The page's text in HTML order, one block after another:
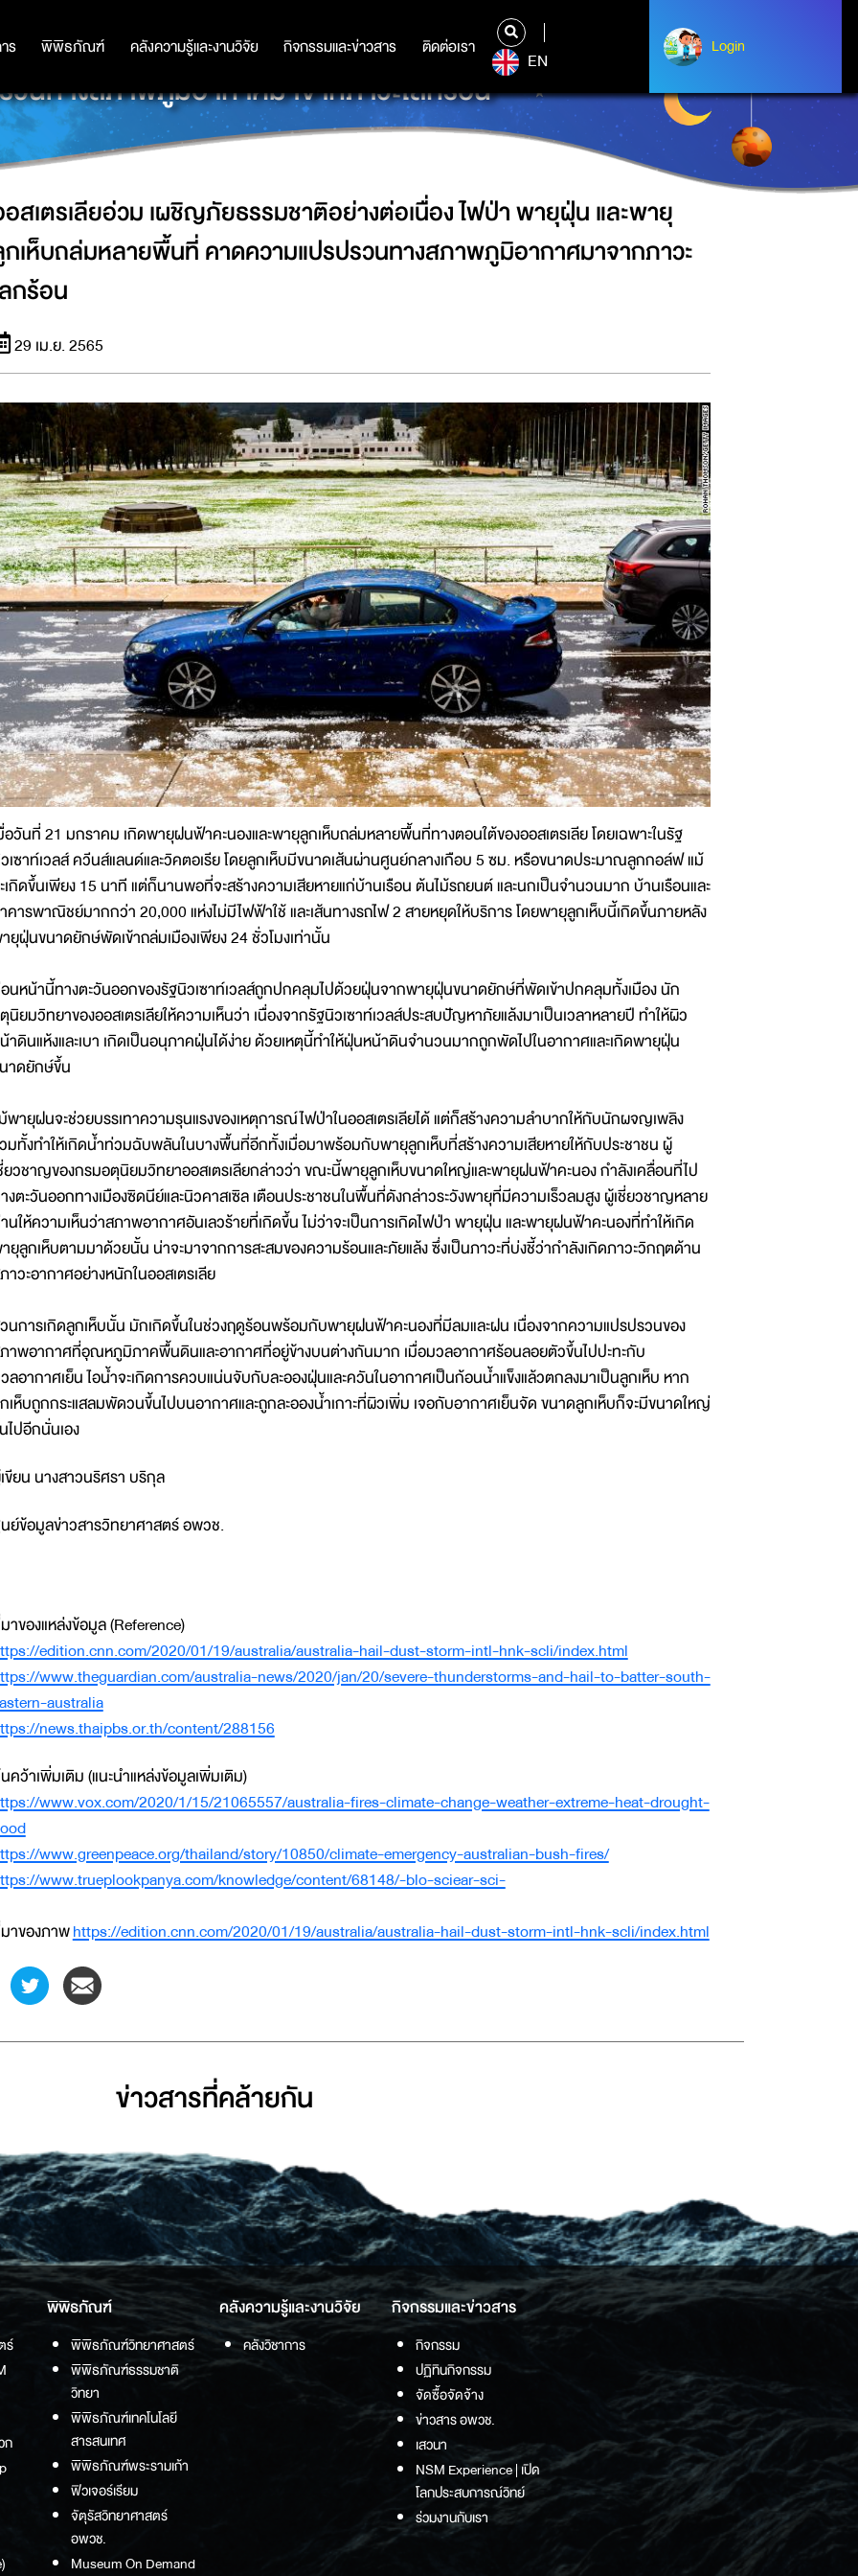
ร พิพิธภัณฑ์ คลังความรู้และงานวิจัย กิจกรรมและข่าวสาร ติดต่อเรา
ร พิพิธภัณฑ์ คลังความรู้และงานวิจัย กิจกรรมและข่าวสาร ติดต่อเรา
EN
Login
Login
อย่างต่อเนื่อง ไฟป่า พายุฝุ่น และพายุลูกเห็บถล่มหลายพื้นที่ คาดความ
วนทางสภาพภูมิอากาศมาจากภาวะโลกร้อน
สเตรเลียอ่วม เผชิญภัยธรรมชาติอย่างต่อเนื่อง ไฟป่า พายุฝุ่น และพายุ
เห็บถล่มหลายพื้นที่ คาดความแปรปรวนทางสภาพภูมิอากาศมาจากภาวะ
กร้อน
29 เม.ย. 2565
อวันที่ 21 มกราคม เกิดพายุฝนฟ้าคะนองและพายุลูกเห็บถล่มหลายพื้นที่ทางตอนใต้ของออสเตรเลีย โดยเฉพาะในรัฐ
เซาท์เวลส์ ควีนส์แลนด์และวิคตอเรีย โดยลูกเห็บมีขนาดเส้นผ่านศูนย์กลางเกือบ 5 ซม. หรือขนาดประมาณลูกกอล์ฟ แม้
เกิดขึ้นเพียง 15 นาที แต่ก็นานพอที่จะสร้างความเสียหายแก่บ้านเรือน ต้นไม้รถยนต์ และนกเป็นจำนวนมาก บ้านเรือนและ
คารพาณิชย์มากกว่า 20,000 แห่งไม่มีไฟฟ้าใช้ และเส้นทางรถไฟ 2 สายหยุดให้บริการ โดยพายุลูกเห็บนี้เกิดขึ้นภายหลัง
ยุฝุ่นขนาดยักษ์พัดเข้าถล่มเมืองเพียง 24 ชั่วโมงเท่านั้น
นหน้านี้ทางตะวันออกของรัฐนิวเซาท์เวลส์ถูกปกคลุมไปด้วยฝุ่นจากพายุฝุ่นขนาดยักษ์ที่พัดเข้าปกคลุมทั้งเมือง นัก
นิยมวิทยาของออสเตรเลียให้ความเห็นว่า เนื่องจากรัฐนิวเซาท์เวลส์ประสบปัญหาภัยแล้งมาเป็นเวลาหลายปี ทำให้ผิว
าดินแห้งและเบา เกิดเป็นอนุภาคฝุ่นได้ง่าย ด้วยเหตุนี้ทำให้ฝุ่นหน้าดินจำนวนมากถูกพัดไปในอากาศและเกิดพายุฝุ่น
าดยักษ์ขึ้น
พายุฝนจะช่วยบรรเทาความรุนแรงของเหตุการณ์ไฟป่าในออสเตรเลียได้ แต่ก็สร้างความลำบากให้กับนักผจญเพลิง
มทั้งทำให้เกิดน้ำท่วมฉับพลันในบางพื้นที่อีกทั้งเมื่อมาพร้อมกับพายุลูกเห็บที่สร้างความเสียหายให้กับประชาชน ผู้
ยวชาญของกรมอตุนิยมวิทยาออสเตรเลียกล่าวว่า ขณะนี้พายุลูกเห็บขนาดใหญ่และพายุฝนฟ้าคะนอง กำลังเคลื่อนที่ไป
งตะวันออกทางเมืองซิดนีย์และนิวคาสเซิล เตือนประชาชนในพื้นที่ดังกล่าวระวังพายุที่มีความเร็วลมสูง ผู้เชี่ยวชาญหลาย
นให้ความเห็นว่าสภาพอากาศอันเลวร้ายที่เกิดขึ้น ไม่ว่าจะเป็นการเกิดไฟป่า พายุฝุ่น และพายุฝนฟ้าคะนองที่ทำให้เกิด
ยุลูกเห็บตามมาด้วยนั้น น่าจะมาจากการสะสมของความร้อนและภัยแล้ง ซึ่งเป็นภาวะที่บ่งชี้ว่ากำลังเกิดภาวะวิกฤตด้าน
าวะอากาศอย่างหนักในออสเตรเลีย
นการเกิดลูกเห็บนั้น มักเกิดขึ้นในช่วงฤดูร้อนพร้อมกับพายุฝนฟ้าคะนองที่มีลมและฝน เนื่องจากความแปรปรวนของ
าพอากาศที่อุณหภูมิภาคพื้นดินและอากาศที่อยู่ข้างบนต่างกันมาก เมื่อมวลอากาศร้อนลอยตัวขึ้นไปปะทะกับ
ลอากาศเย็น ไอน้ำจะเกิดการควบแน่นจับกับละอองฝุ่นและควันในอากาศเป็นก้อนน้ำแข็งแล้วตกลงมาเป็นลูกเห็บ หาก
เห็บถูกกระแสลมพัดวนขึ้นไปบนอากาศและถูกละอองน้ำเกาะที่ผิวเพิ่ม เจอกับอากาศเย็นจัด ขนาดลูกเห็บก็จะมีขนาดใหญ่
ไปอีกนั่นเอง
ขียน นางสาวนริศรา บริกุล
ย์ข้อมูลข่าวสารวิทยาศาสตร์ อพวช.
าของแหล่งข้อมูล (Reference)
edition.cnn.com/2020/01/19/australia/australia-hail-dust-storm-intl-hnk-scli/index.html
www.theguardian.com/australia-news/2020/jan/20/severe-thunderstorms-and-hail-to-batter-south-
australia
news.thaipbs.or.th/content/288156
คว้าเพิ่มเติม (แนะนำแหล่งข้อมูลเพิ่มเติม)
www.vox.com/2020/1/15/21065557/australia-fires-climate-change-weather-extreme-heat-drought-
www.greenpeace.org/thailand/story/10850/climate-emergency-australian-bush-fires/
www.trueplookpanya.com/knowledge/content/68148/-blo-sciear-sci-
าของภาพhttps://edition.cnn.com/2020/01/19/australia/australia-hail-dust-storm-intl-hnk-scli/index.html
ข่าวสารที่่คล้ายกัน
ร์
ก
พิพิธภัณฑ์
พิพิธภัณฑ์วิทยาศาสตร์
พิพิธภัณฑ์ธรรมชาติ
วิทยา
พิพิธภัณฑ์เทคโนโลยี
สารสนเทศ
พิพิธภัณฑ์พระรามเก้า
ฟิวเจอร์เรียม
จัตุรัสวิทยาศาสตร์
อพวช.
Museum On Demand
คลังความรู้และงานวิจัย
คลังวิชาการ
กิจกรรมและข่าวสาร
กิจกรรม
ปฏิทินกิจกรรม
จัดซื้อจัดจ้าง
ข่าวสาร อพวช.
เสวนา
NSM Experience | เปิด
โลกประสบการณ์วิทย์
ร่วมงานกับเรา